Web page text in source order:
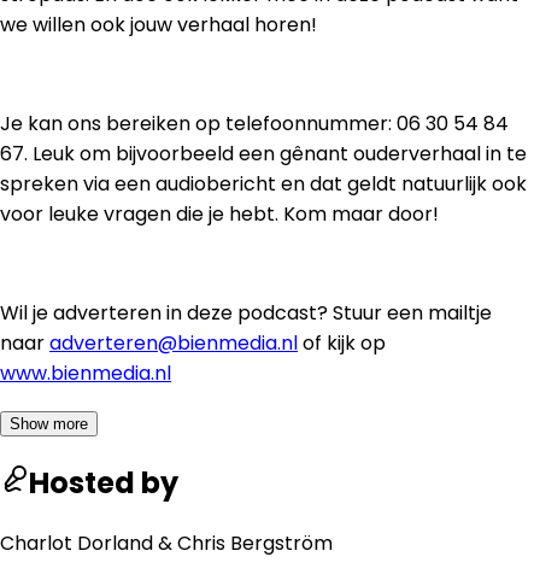
we willen ook jouw verhaal horen!
Je kan ons bereiken op telefoonnummer: 06 30 54 84
67. Leuk om bijvoorbeeld een gênant ouderverhaal in te
spreken via een audiobericht en dat geldt natuurlijk ook
voor leuke vragen die je hebt. Kom maar door!
Wil je adverteren in deze podcast? Stuur een mailtje
naaradverteren@bienmedia.nlof kijk op
www.bienmedia.nl
Show more
Hosted by
Charlot Dorland & Chris Bergström